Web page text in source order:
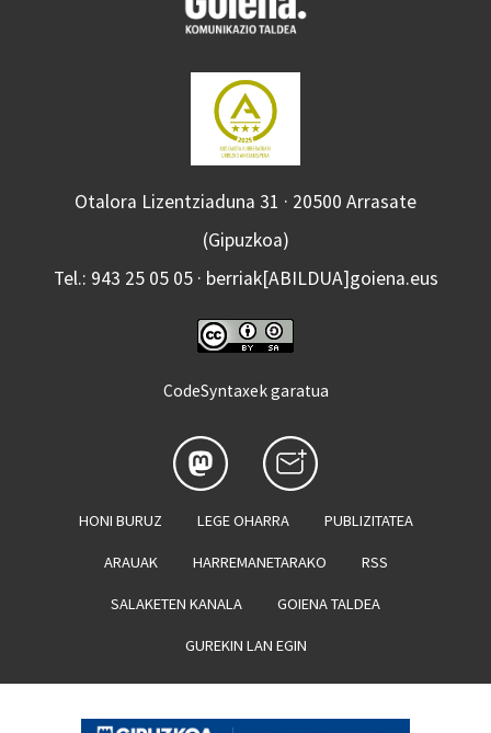
Otalora Lizentziaduna 31 · 20500 Arrasate
(Gipuzkoa)
Tel.: 943 25 05 05 · berriak[ABILDUA]goiena.eus
CodeSyntaxek garatua
HONI BURUZ LEGE OHARRA PUBLIZITATEA
ARAUAK HARREMANETARAKO RSS
SALAKETEN KANALA GOIENA TALDEA
GUREKIN LAN EGIN